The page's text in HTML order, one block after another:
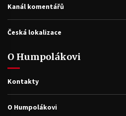
Kanál komentářů
Česká lokalizace
O Humpolákovi
Kontakty
O Humpolákovi